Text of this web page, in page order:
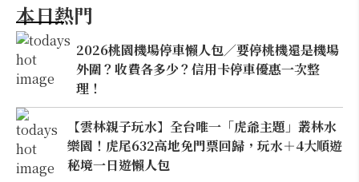
本日熱門
2026桃園機場停車懶人包／要停桃機還是機場
外圍？收費各多少？信用卡停車優惠一次整
理！
【雲林親子玩水】全台唯一「虎爺主題」叢林水
樂園！虎尾632高地免門票回歸，玩水＋4大順遊
秘境一日遊懶人包